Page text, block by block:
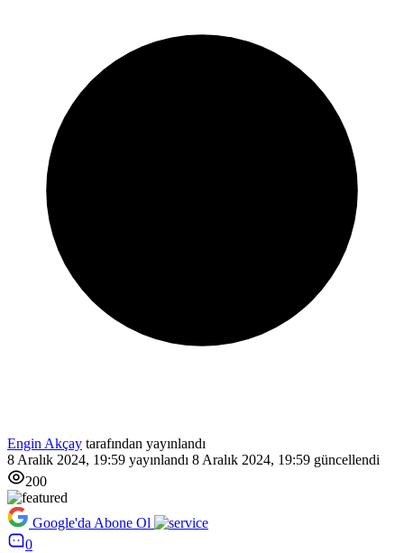
Engin Akçay tarafından yayınlandı
8 Aralık 2024, 19:59 yayınlandı 8 Aralık 2024, 19:59 güncellendi
200
Google'da Abone Ol
0